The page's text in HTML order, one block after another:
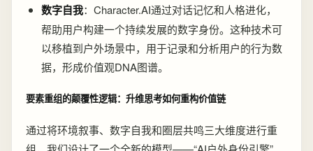
数字自我：Character.AI通过对话记忆和人格进化，
帮助用户构建一个持续发展的数字身份。这种技术可
以移植到户外场景中，用于记录和分析用户的行为数
据，形成价值观DNA图谱。
要素重组的颠覆性逻辑：升维思考如何重构价值链
通过将环境叙事、数字自我和圈层共鸣三大维度进行重